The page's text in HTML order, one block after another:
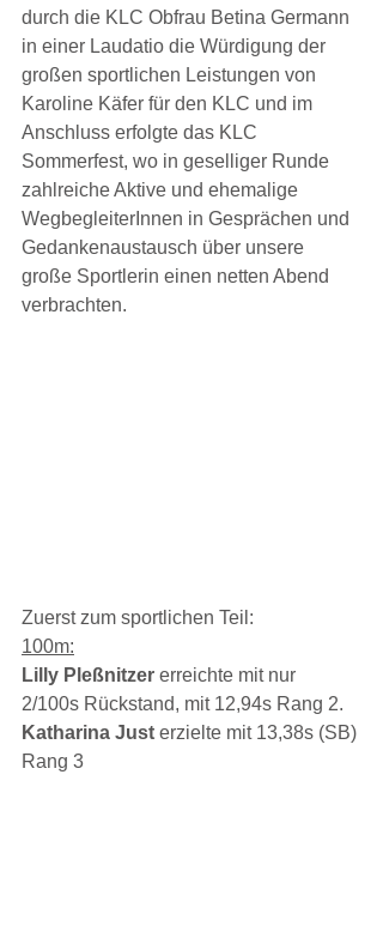
durch die KLC Obfrau Betina Germann
in einer Laudatio die Würdigung der
großen sportlichen Leistungen von
Karoline Käfer für den KLC und im
Anschluss erfolgte das KLC
Sommerfest, wo in geselliger Runde
zahlreiche Aktive und ehemalige
WegbegleiterInnen in Gesprächen und
Gedankenaustausch über unsere
große Sportlerin einen netten Abend
verbrachten.
Zuerst zum sportlichen Teil:
100m:
Lilly Pleßnitzer erreichte mit nur
2/100s Rückstand, mit 12,94s Rang 2.
Katharina Just erzielte mit 13,38s (SB)
Rang 3